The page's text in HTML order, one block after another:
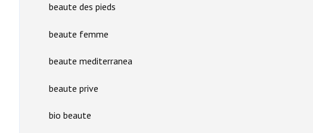
beaute des pieds
beaute femme
beaute mediterranea
beaute prive
bio beaute